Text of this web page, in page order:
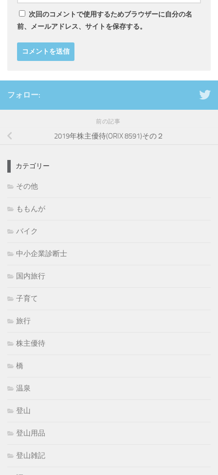
次回のコメントで使用するためブラウザーに自分の名
前、メールアドレス、サイトを保存する。
フォロー:
前の記事
2019年株主優待(ORIX 8591)その２
カテゴリー
その他
ももんが
バイク
中小企業診断士
国内旅行
子育て
旅行
株主優待
橋
温泉
登山
登山用品
登山雑記